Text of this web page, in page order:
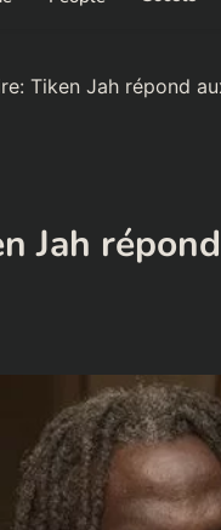
Tiken Jah répond
Jah